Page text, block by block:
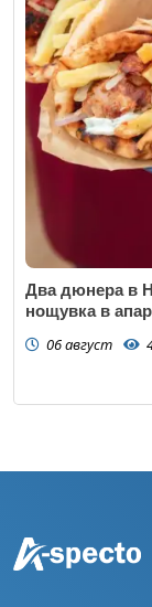
Два дюнера в
нощувка в
06 август